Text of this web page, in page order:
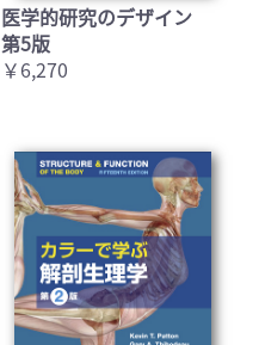
医学的研究のデザイン
第5版
￥6,270